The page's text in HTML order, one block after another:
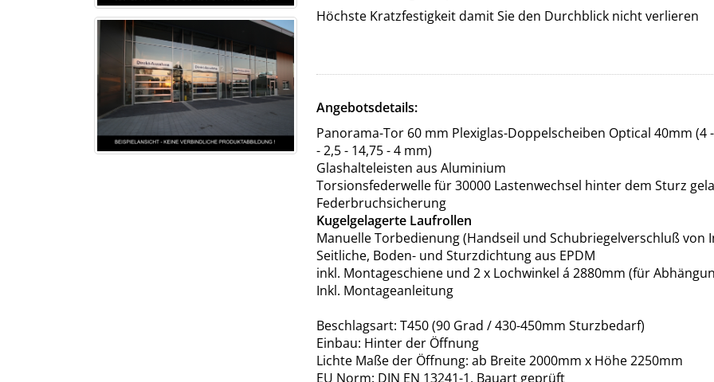
Höchste Kratzfestigkeit damit Sie den Durchblick nicht verlieren
Angebotsdetails:
Panorama-Tor 60 mm Plexiglas-Doppelscheiben Optical 40mm (4
- 2,5 - 14,75 - 4 mm)
Glashalteleisten aus Aluminium
Torsionsfederwelle für 30000 Lastenwechsel hinter dem Sturz
Federbruchsicherung
Kugelgelagerte Laufrollen
Manuelle Torbedienung (Handseil und Schubriegelverschluß von
Seitliche, Boden- und Sturzdichtung aus EPDM
inkl. Montageschiene und 2 x Lochwinkel á 2880mm (für
Inkl. Montageanleitung
Beschlagsart: T450 (90 Grad / 430-450mm Sturzbedarf)
Einbau: Hinter der Öffnung
Lichte Maße der Öffnung: ab Breite 2000mm x Höhe 2250mm
EU Norm: DIN EN 13241-1, Bauart geprüft